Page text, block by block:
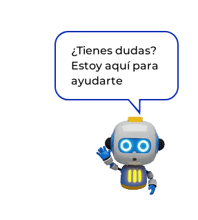
¿Tienes dudas?
Estoy aquí para
ayudarte